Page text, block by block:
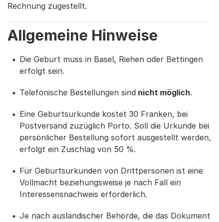
Rechnung zugestellt.
Allgemeine Hinweise
Die Geburt muss in Basel, Riehen oder Bettingen
erfolgt sein.
Telefonische Bestellungen sind nicht möglich.
Eine Geburtsurkunde kostet 30 Franken, bei
Postversand zuzüglich Porto. Soll die Urkunde bei
persönlicher Bestellung sofort ausgestellt werden,
erfolgt ein Zuschlag von 50 %.
Für Geburtsurkunden von Drittpersonen ist eine
Vollmacht beziehungsweise je nach Fall ein
Interessensnachweis erforderlich.
Je nach ausländischer Behörde, die das Dokument